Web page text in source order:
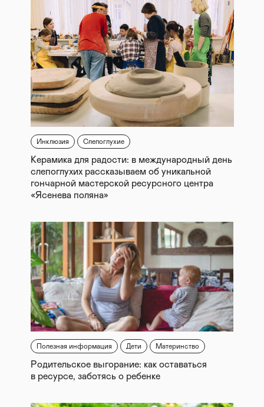
Инклюзия Слепоглухие
Керамика для радости: в международный день
слепоглухих рассказываем об уникальной
гончарной мастерской ресурсного центра
«Ясенева поляна»
Полезная информация Дети Материнство
Родительское выгорание: как оставаться
в ресурсе, заботясь о ребенке